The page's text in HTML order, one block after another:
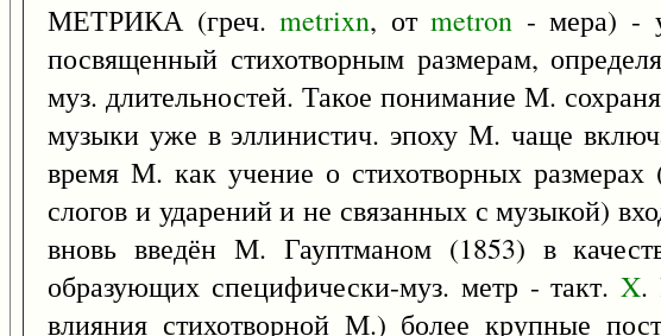
МЕТРИКА (греч.metrixn, отmetron - мера) -
посвященный стихотворным размерам,
муз. длительностей. Такое понимание М.
музыки уже в эллинистич. эпоху М. чаще
время М. как учение о стихотворных
слогов и ударений и не связанных с музыкой)
вновь введён М. Гауптманом (1853) в
образующих специфически-муз. метр - такт.X.
влияния стихотворной М.) более крупные